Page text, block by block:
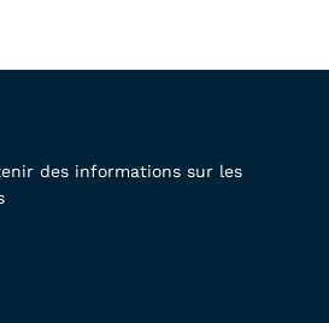
des informations sur les